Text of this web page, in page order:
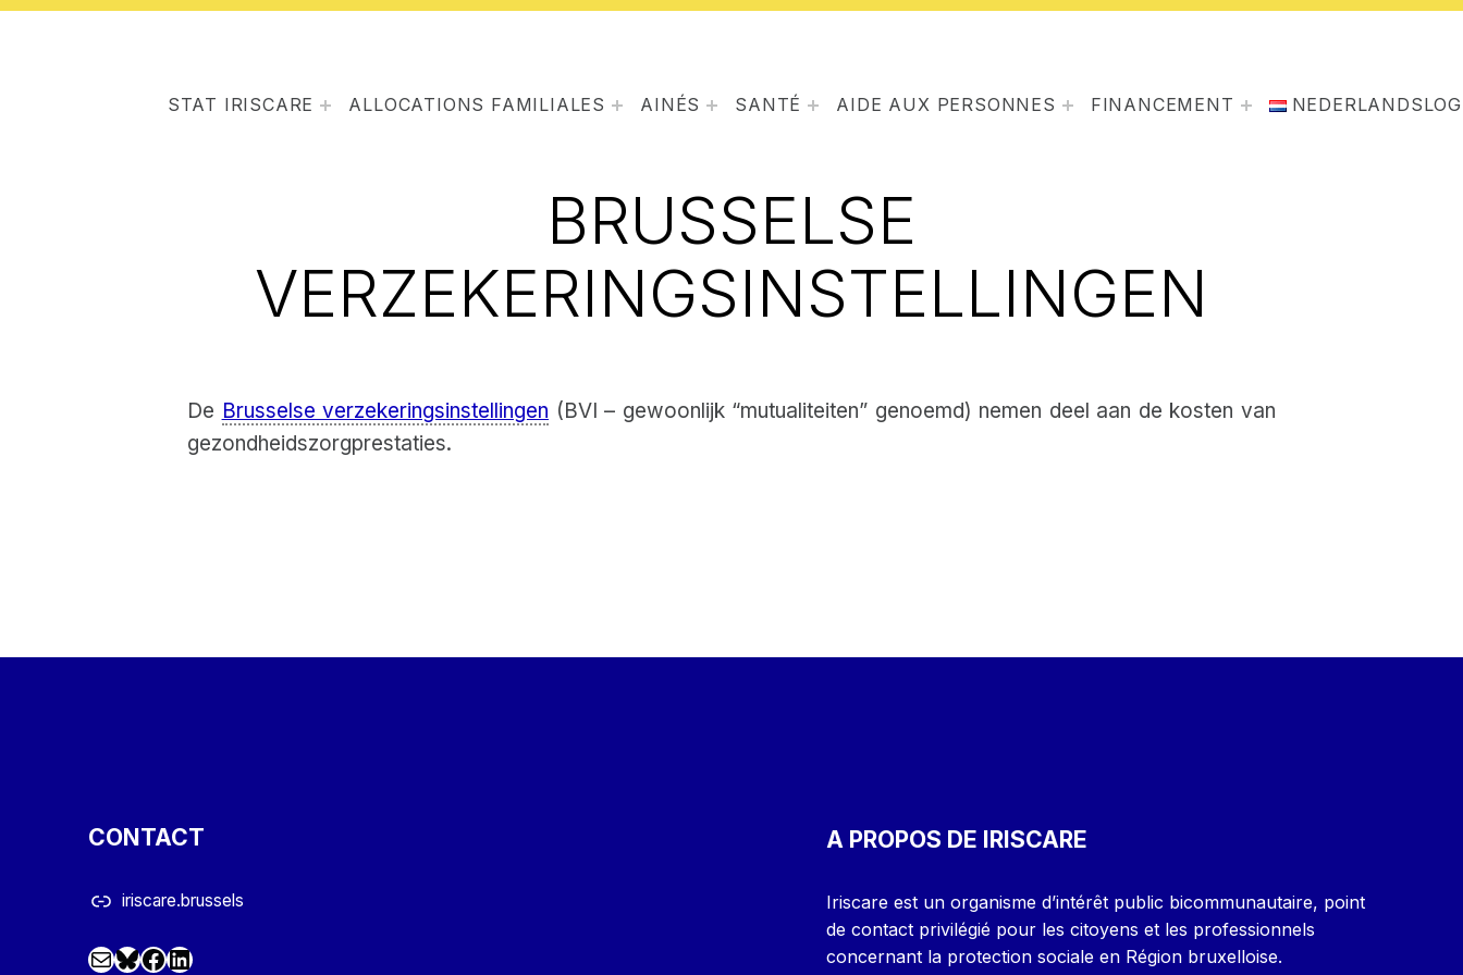
STAT IRISCARE ALLOCATIONS FAMILIALES AINÉS SANTÉ AIDE AUX PERSONNES FINANCEMENT NEDERLANDS
BRUSSELSE
VERZEKERINGSINSTELLINGEN
De Brusselse verzekeringsinstellingen (BVI – gewoonlijk “mutualiteiten” genoemd) nemen deel aan de kosten van
gezondheidszorgprestaties.
CONTACT
iriscare.brussels
Mail Facebook LinkedIn
A PROPOS DE IRISCARE
Iriscare est un organisme d’intérêt public bicommunautaire, point
de contact privilégié pour les citoyens et les professionnels
concernant la protection sociale en Région bruxelloise.